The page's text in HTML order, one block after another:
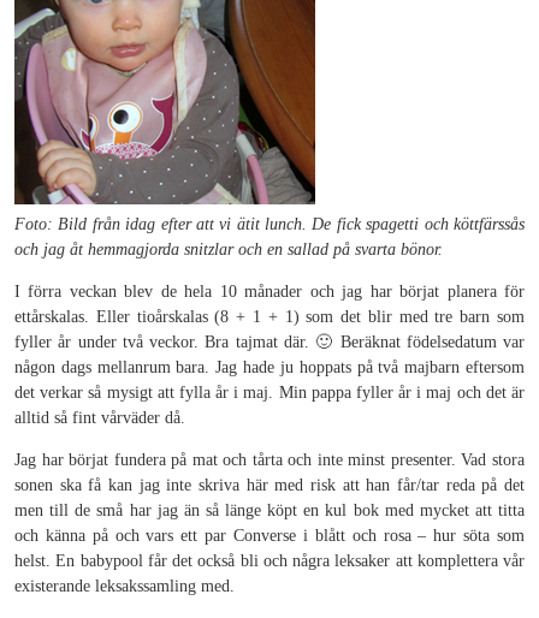
Foto: Bild från idag efter att vi ätit lunch. De fick spagetti och köttfärssås
och jag åt hemmagjorda snitzlar och en sallad på svarta bönor.
I förra veckan blev de hela 10 månader och jag har börjat planera för
ettårskalas. Eller tioårskalas (8 + 1 + 1) som det blir med tre barn som
fyller år under två veckor. Bra tajmat där. 🙂 Beräknat födelsedatum var
någon dags mellanrum bara. Jag hade ju hoppats på två majbarn eftersom
det verkar så mysigt att fylla år i maj. Min pappa fyller år i maj och det är
alltid så fint vårväder då.
Jag har börjat fundera på mat och tårta och inte minst presenter. Vad stora
sonen ska få kan jag inte skriva här med risk att han får/tar reda på det
men till de små har jag än så länge köpt en kul bok med mycket att titta
och känna på och vars ett par Converse i blått och rosa – hur söta som
helst. En babypool får det också bli och några leksaker att komplettera vår
existerande leksakssamling med.